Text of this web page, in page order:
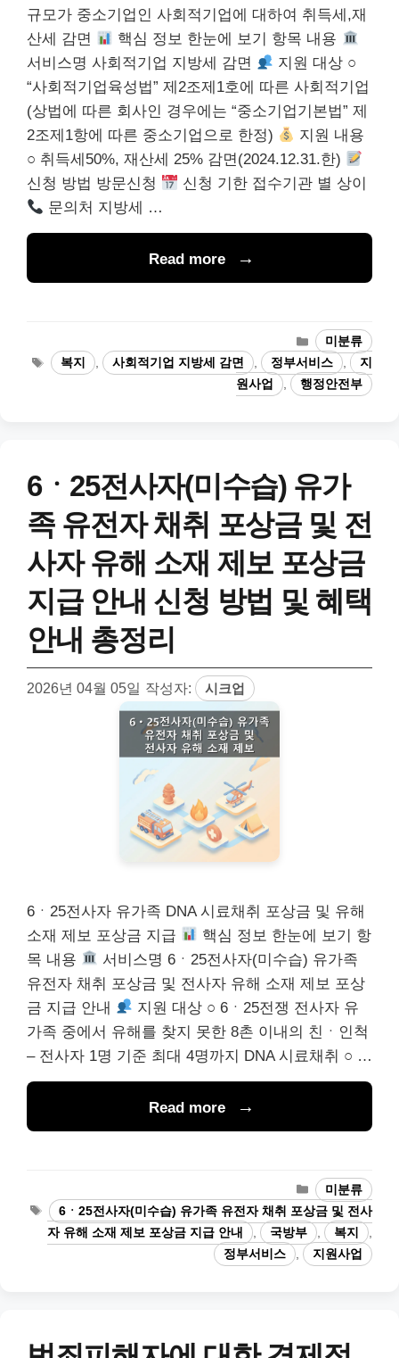
규모가 중소기업인 사회적기업에 대하여 취득세,재
산세 감면
핵심 정보 한눈에 보기 항목 내용
서비스명 사회적기업 지방세 감면
지원 대상 ○
“사회적기업육성법” 제2조제1호에 따른 사회적기업
(상법에 따른 회사인 경우에는 “중소기업기본법” 제
2조제1항에 따른 중소기업으로 한정)
지원 내용
○ 취득세50%, 재산세 25% 감면(2024.12.31.한)
신청 방법 방문신청
신청 기한 접수기관 별 상이
문의처 지방세 …
Read more
카
테
고
리
미분류
태
그
복지 , 사회적기업 지방세 감면 , 정부서비스 ,
지
원사업
, 행정안전부
6ㆍ25전사자(미수습) 유가
족 유전자 채취 포상금 및 전
사자 유해 소재 제보 포상금
지급 안내 신청 방법 및 혜택
안내 총정리
2026년 04월 05일 작성자: 시크업
6ㆍ25전사자 유가족 DNA 시료채취 포상금 및 유해
소재 제보 포상금 지급
핵심 정보 한눈에 보기 항
목 내용
서비스명 6ㆍ25전사자(미수습) 유가족
유전자 채취 포상금 및 전사자 유해 소재 제보 포상
금 지급 안내
지원 대상 ○ 6ㆍ25전쟁 전사자 유
가족 중에서 유해를 찾지 못한 8촌 이내의 친ㆍ인척
– 전사자 1명 기준 최대 4명까지 DNA 시료채취 ○ …
Read more
카
테
고
리
미분류
태
그
6ㆍ25전사자(미수습) 유가족 유전자 채취 포상금 및 전사
자 유해 소재 제보 포상금 지급 안내
국방부 복지
정부서비스
지원사업